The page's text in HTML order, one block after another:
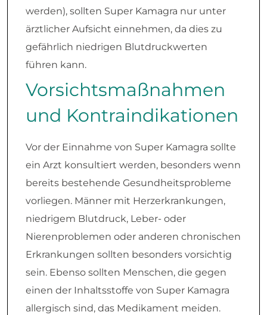
werden), sollten Super Kamagra nur unter
ärztlicher Aufsicht einnehmen, da dies zu
gefährlich niedrigen Blutdruckwerten
führen kann.
Vorsichtsmaßnahmen
und Kontraindikationen
Vor der Einnahme von Super Kamagra sollte
ein Arzt konsultiert werden, besonders wenn
bereits bestehende Gesundheitsprobleme
vorliegen. Männer mit Herzerkrankungen,
niedrigem Blutdruck, Leber- oder
Nierenproblemen oder anderen chronischen
Erkrankungen sollten besonders vorsichtig
sein. Ebenso sollten Menschen, die gegen
einen der Inhaltsstoffe von Super Kamagra
allergisch sind, das Medikament meiden.